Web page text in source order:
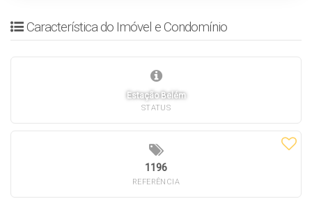
Característica do Imóvel e Condomínio
Estação Belém
STATUS
1196
REFERÊNCIA